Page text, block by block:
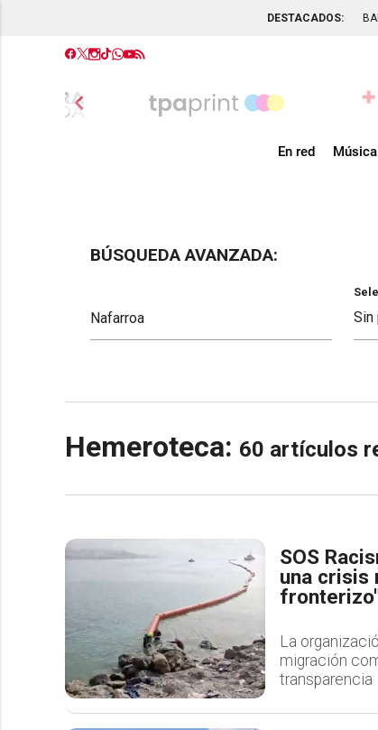
DESTACADOS:
chevron_left
En red Música
BÚSQUEDA AVANZADA:
Hemeroteca: 60 artículos
SOS
una crisis
La
migración
transparencia